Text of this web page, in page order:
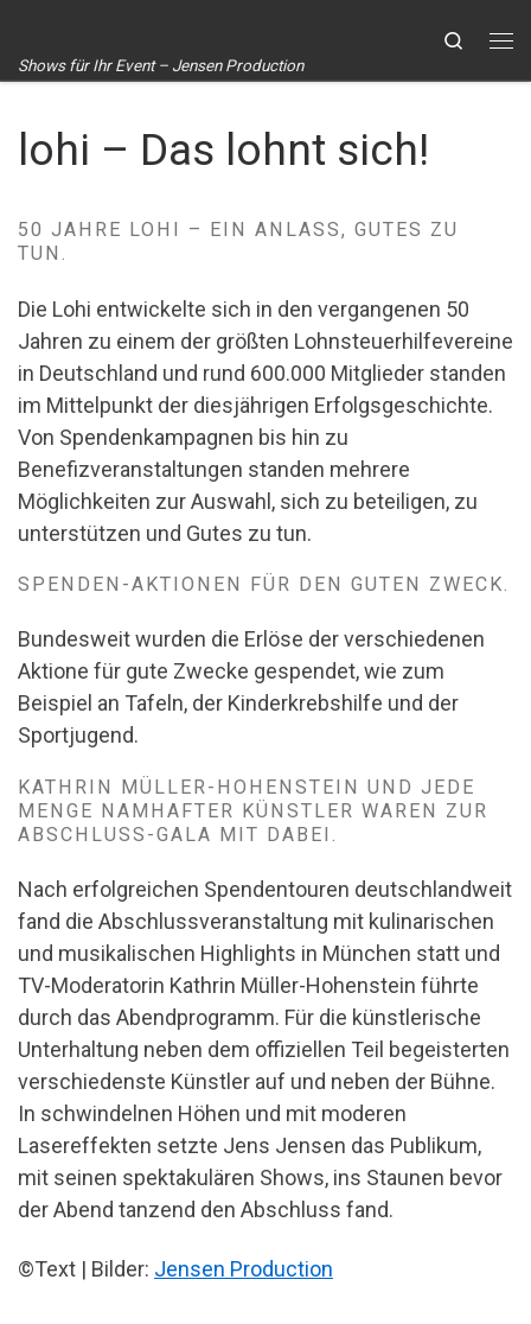
Shows für Ihr Event – Jensen Production
Search
lohi – Das lohnt sich!
50 JAHRE LOHI – EIN ANLASS, GUTES ZU
TUN.
Die Lohi entwickelte sich in den vergangenen 50
Jahren zu einem der größten Lohnsteuerhilfevereine
in Deutschland und rund 600.000 Mitglieder standen
im Mittelpunkt der diesjährigen Erfolgsgeschichte.
Von Spendenkampagnen bis hin zu
Benefizveranstaltungen standen mehrere
Möglichkeiten zur Auswahl, sich zu beteiligen, zu
unterstützen und Gutes zu tun.
SPENDEN-AKTIONEN FÜR DEN GUTEN ZWECK.
Bundesweit wurden die Erlöse der verschiedenen
Aktione für gute Zwecke gespendet, wie zum
Beispiel an Tafeln, der Kinderkrebshilfe und der
Sportjugend.
KATHRIN MÜLLER-HOHENSTEIN UND JEDE
MENGE NAMHAFTER KÜNSTLER WAREN ZUR
ABSCHLUSS-GALA MIT DABEI.
Nach erfolgreichen Spendentouren deutschlandweit
fand die Abschlussveranstaltung mit kulinarischen
und musikalischen Highlights in München statt und
TV-Moderatorin Kathrin Müller-Hohenstein führte
durch das Abendprogramm. Für die künstlerische
Unterhaltung neben dem offiziellen Teil begeisterten
verschiedenste Künstler auf und neben der Bühne.
In schwindelnen Höhen und mit moderen
Lasereffekten setzte Jens Jensen das Publikum,
mit seinen spektakulären Shows, ins Staunen bevor
der Abend tanzend den Abschluss fand.
©Text | Bilder: Jensen Production